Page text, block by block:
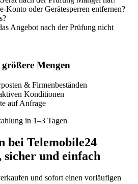
Konto oder Gerätesperren entfernen?
Angebot nach der Prüfung nicht
Mengen
& Firmenbeständen
Konditionen
auf Anfrage
in 1–3 Tagen
bei Telemobile24
sicher und einfach
und sofort einen vorläufigen